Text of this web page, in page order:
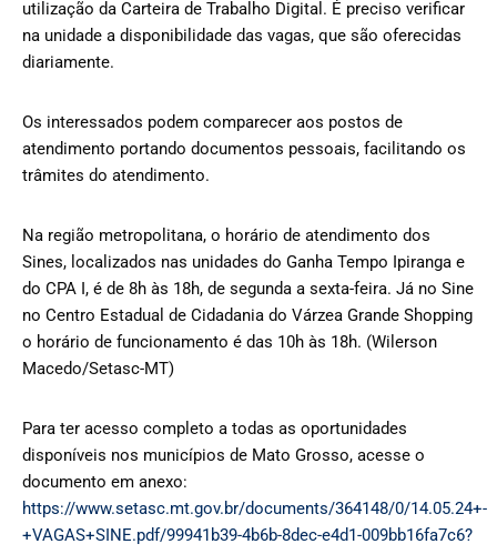
utilização da Carteira de Trabalho Digital. É preciso verificar
na unidade a disponibilidade das vagas, que são oferecidas
diariamente.
Os interessados podem comparecer aos postos de
atendimento portando documentos pessoais, facilitando os
trâmites do atendimento.
Na região metropolitana, o horário de atendimento dos
Sines, localizados nas unidades do Ganha Tempo Ipiranga e
do CPA I, é de 8h às 18h, de segunda a sexta-feira. Já no Sine
no Centro Estadual de Cidadania do Várzea Grande Shopping
o horário de funcionamento é das 10h às 18h. (Wilerson
Macedo/Setasc-MT)
Para ter acesso completo a todas as oportunidades
disponíveis nos municípios de Mato Grosso, acesse o
documento em anexo:
https://www.setasc.mt.gov.br/documents/364148/0/14.05.24+-
+VAGAS+SINE.pdf/99941b39-4b6b-8dec-e4d1-009bb16fa7c6?